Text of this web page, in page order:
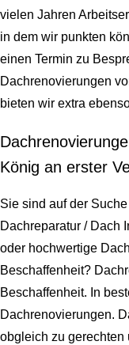
vielen Jahren
in dem wir punkten
einen Termin zu
Dachrenovierungen
bieten wir extra
König an erster
Sie sind auf der
Dachreparatur / Dach
oder hochwertige
Beschaffenheit?
Beschaffenheit. In
Dachrenovierungen.
obgleich zu